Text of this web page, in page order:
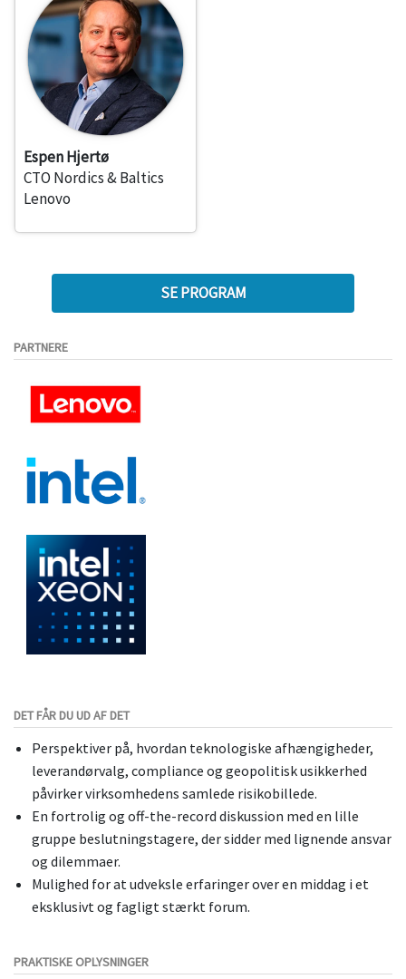
Espen Hjertø
CTO Nordics & Baltics
Lenovo
SE PROGRAM
PARTNERE
DET FÅR DU UD AF DET
Perspektiver på, hvordan teknologiske afhængigheder,
leverandørvalg, compliance og geopolitisk usikkerhed
påvirker virksomhedens samlede risikobillede.
En fortrolig og off-the-record diskussion med en lille
gruppe beslutningstagere, der sidder med lignende ansvar
og dilemmaer.
Mulighed for at udveksle erfaringer over en middag i et
eksklusivt og fagligt stærkt forum.
PRAKTISKE OPLYSNINGER